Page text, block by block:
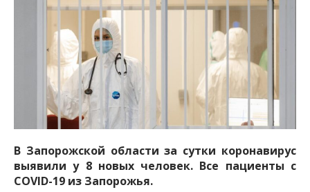
В Запорожской области за сутки коронавирус
выявили у 8 новых человек. Все пациенты с
COVID-19 из Запорожья.